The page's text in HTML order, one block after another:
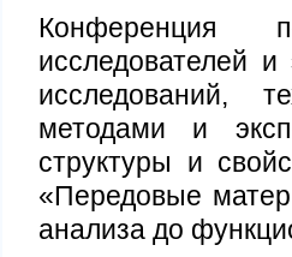
Конференция
исследователей
исследований,
методами и
структуры и
«Передовые
анализа до